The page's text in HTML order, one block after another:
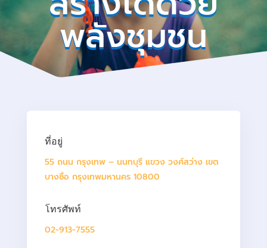
พลังชุมชน
ที่อยู่
55 ถนน กรุงเทพ – นนทบุรี แขวง วงศ์สว่าง เขต
บางซื่อ กรุงเทพมหานคร 10800
โทรศัพท์
02-913-7555